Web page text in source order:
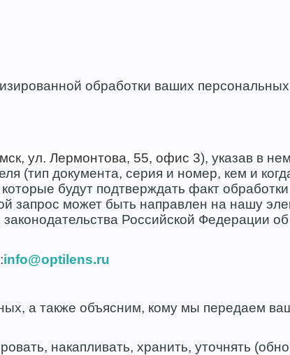
обработки ваших
ул. Лермонтова, 55, офис 3), указав в
(тип документа, серия и номер, кем и
будут подтверждать факт
запрос может быть направлен на нашу
Российской Федерации
info@optilens.ru
а также объясним, кому мы передаем
накапливать, хранить, уточнять